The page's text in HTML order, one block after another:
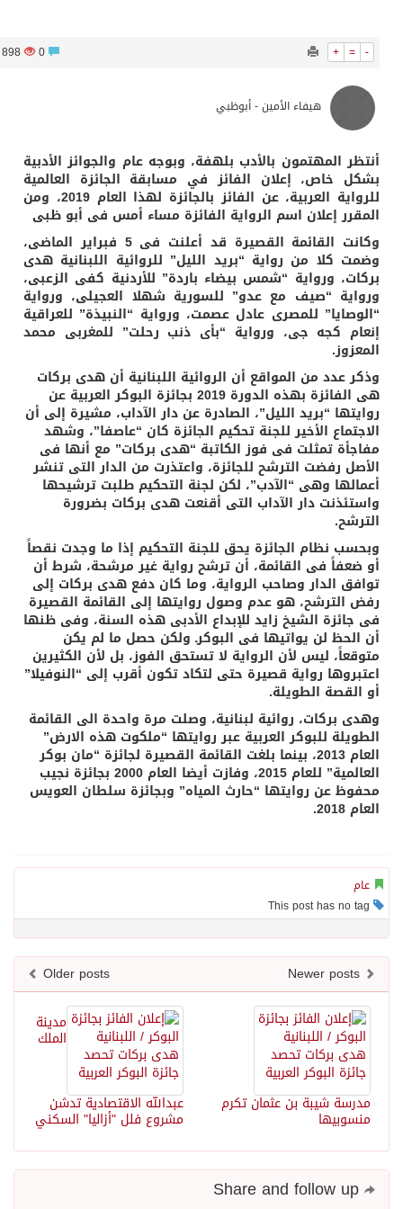
0
898
هيفاء الأمين - أبوظبي
أنتظر المهتمون بالأدب بلهفة، وبوجه عام والجوائز الأدبية
بشكل خاص، إعلان الفائز في مسابقة الجائزة العالمية
للرواية العربية، عن الفائز بالجائزة لهذا العام 2019، ومن
المقرر إعلان اسم الرواية الفائزة مساء أمس فى أبو ظبى
وكانت القائمة القصيرة قد أعلنت فى 5 فبراير الماضى،
وضمت كلا من رواية “بريد الليل” للروائية اللبنانية هدى
بركات، ورواية “شمس بيضاء باردة” للأردنية كفى الزعبى،
ورواية “صيف مع عدو” للسورية شهلا العجيلى، ورواية
“الوصايا” للمصرى عادل عصمت، ورواية “النبيذة” للعراقية
إنعام كجه جى، ورواية “بأى ذنب رحلت” للمغربى محمد
المعزوز.
وذكر عدد من المواقع أن الروائية اللبنانية أن هدى بركات
هى الفائزة بهذه الدورة 2019 بجائزة البوكر العربية عن
روايتها “بريد الليل”، الصادرة عن دار الآداب، مشيرة إلى أن
الاجتماع الأخير للجنة تحكيم الجائزة كان “عاصفا”، وشهد
مفاجأة تمثلت فى فوز الكاتبة “هدى بركات” مع أنها فى
الأصل رفضت الترشح للجائزة، واعتذرت من الدار التى تنشر
أعمالها وهى “الآدب”، لكن لجنة التحكيم طلبت ترشيحها
واستئذنت دار الآداب التى أقنعت هدى بركات بضرورة
الترشح.
وبحسب نظام الجائزة يحق للجنة التحكيم إذا ما وجدت نقصاً
أو ضعفاً فى القائمة، أن ترشح رواية غير مرشحة، شرط أن
توافق الدار وصاحب الرواية، وما كان دفع هدى بركات إلى
رفض الترشح، هو عدم وصول روايتها إلى القائمة القصيرة
فى جائزة الشيخ زايد للإبداع الأدبى هذه السنة، وفى ظنها
أن الحظ لن يواتيها فى البوكرـ ولكن حصل ما لم يكن
متوقعاً، ليس لأن الرواية لا تستحق الفوز، بل لأن الكثيرين
اعتبروها رواية قصيرة حتى لتكاد تكون أقرب إلى “النوفيلا”
أو القصة الطويلة.
وهدى بركات، روائية لبنانية، وصلت مرة واحدة الى القائمة
الطويلة للبوكر العربية عبر روايتها “ملكوت هذه الارض”
العام 2013، بينما بلغت القائمة القصيرة لجائزة “مان بوكر
العالمية” للعام 2015، وفازت أيضا العام 2000 بجائزة نجيب
محفوظ عن روايتها “حارث المياه” وبجائزة سلطان العويس
العام 2018.
عام
This post has no tag
Older posts
Newer posts
مدينة
الملك
عبدالله الاقتصادية تدشن
مشروع فلل "أزاليا" السكني
مدرسة شيبة بن عثمان تكرم
منسوبيها
Share and follow up